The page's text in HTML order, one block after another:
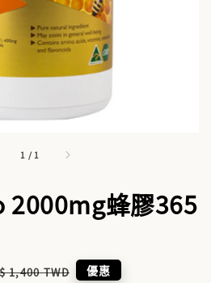
1 / 1
蜂膠365
1,400 TWD 優惠